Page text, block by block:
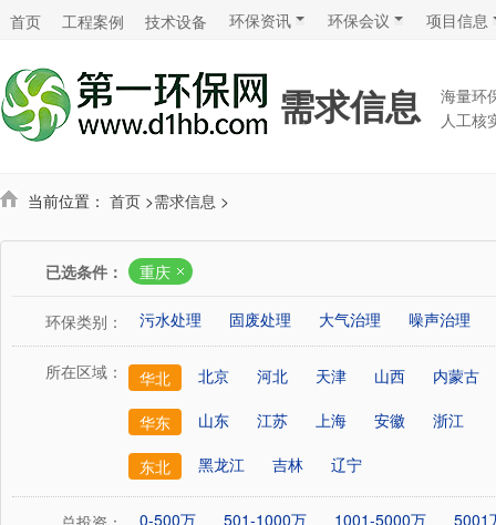
首页 工程案例 技术设备 环保资讯 环保会议 项目信息
需求信息
海量环
人工核
当前位置： 首页 >需求信息 >
已选条件： 重庆
环保类别： 污水处理 固废处理 大气治理 噪声治理
所在区域： 华北 北京 河北 天津 山西 内蒙古
华东 山东 江苏 上海 安徽 浙江
东北 黑龙江 吉林 辽宁
0-500万 501-1000万 1001-5000万 5001